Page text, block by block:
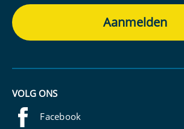
VOLG ONS
Facebook